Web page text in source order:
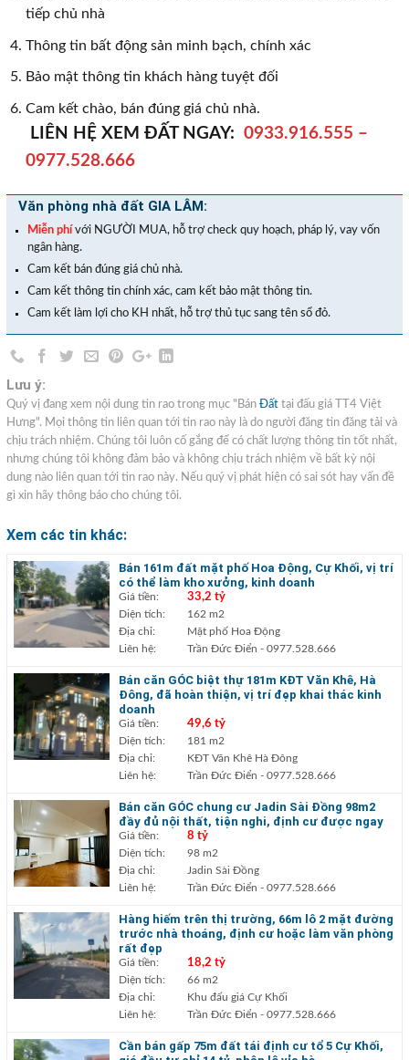
tiếp chủ nhà
Thông tin bất động sản minh bạch, chính xác
Bảo mật thông tin khách hàng tuyệt đối
Cam kết chào, bán đúng giá chủ nhà.
LIÊN HỆ XEM ĐẤT NGAY: 0933.916.555 –
0977.528.666
Văn phòng nhà đất GIA LÂM:
Miễn phí với NGƯỜI MUA, hỗ trợ check quy hoạch, pháp lý, vay vốn
ngân hàng.
Cam kết bán đúng giá chủ nhà.
Cam kết thông tin chính xác, cam kết bảo mật thông tin.
Cam kết làm lợi cho KH nhất, hỗ trợ thủ tục sang tên sổ đỏ.
Lưu ý:
Quý vị đang xem nội dung tin rao trong mục "Bán Đất tại đấu giá TT4 Việt
Hưng". Mọi thông tin liên quan tới tin rao này là do người đăng tin đăng tải và
chịu trách nhiệm. Chúng tôi luôn cố gắng để có chất lượng thông tin tốt nhất,
nhưng chúng tôi không đảm bảo và không chịu trách nhiệm về bất kỳ nội
dung nào liên quan tới tin rao này. Nếu quý vị phát hiện có sai sót hay vấn đề
gì xin hãy thông báo cho chúng tôi.
Xem các tin khác:
Bán 161m đất mặt phố Hoa Động, Cự Khối, vị trí
có thể làm kho xưởng, kinh doanh
Giá tiền: 33,2 tỷ
Diện tích:
162 m2
Địa chỉ:
Mặt phố Hoa Động
Liên hệ:
Trần Đức Điển - 0977.528.666
Bán căn GÓC biệt thự 181m KĐT Văn Khê, Hà
Đông, đã hoàn thiện, vị trí đẹp khai thác kinh
doanh
Giá tiền: 49,6 tỷ
Diện tích:
181 m2
Địa chỉ:
KĐT Văn Khê Hà Đông
Liên hệ:
Trần Đức Điển - 0977.528.666
Bán căn GÓC chung cư Jadin Sài Đồng 98m2
đầy đủ nội thất, tiện nghi, định cư được ngay
Giá tiền: 8 tỷ
Diện tích:
98 m2
Địa chỉ:
Jadin Sài Đồng
Liên hệ:
Trần Đức Điển - 0977.528.666
Hàng hiếm trên thị trường, 66m lô 2 mặt đường
trước nhà thoáng, định cư hoặc làm văn phòng
rất đẹp
Giá tiền: 18,2 tỷ
Diện tích:
66 m2
Địa chỉ:
Khu đấu giá Cự Khối
Liên hệ:
Trần Đức Điển - 0977.528.666
Cần bán gấp 75m đất tái định cư tổ 5 Cự Khối,